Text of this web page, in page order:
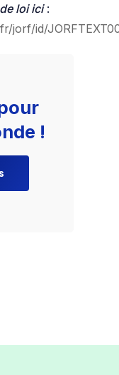
loi ici:
jorf/id/
!